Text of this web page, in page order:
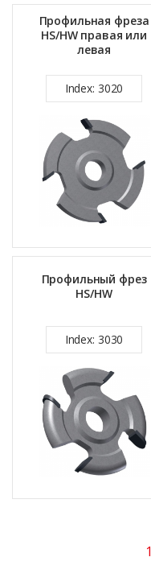
Профильная фреза
HS/HW правая или
левая
Index: 3020
Профильный фрез
HS/HW
Index: 3030
1